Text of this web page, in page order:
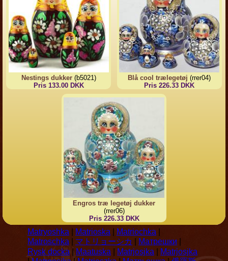
Nestings dukker(b5021)
Pris 133.00 DKK
Blå cool trælegetøj (rrer04)
Pris 226.33 DKK
Engros træ legetøj dukker
(rrer06)
Pris 226.33 DKK
Matryoshka Matrioska Matriochka
Matroschka
マトリョーシカ Матрешки
Rysk docka
Maatuska Matrjosjka
Matrjosjka